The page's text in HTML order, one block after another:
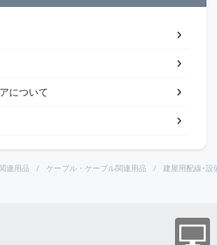
について
連用品 ケーブル・ケーブル関連用品 建屋用配線･設